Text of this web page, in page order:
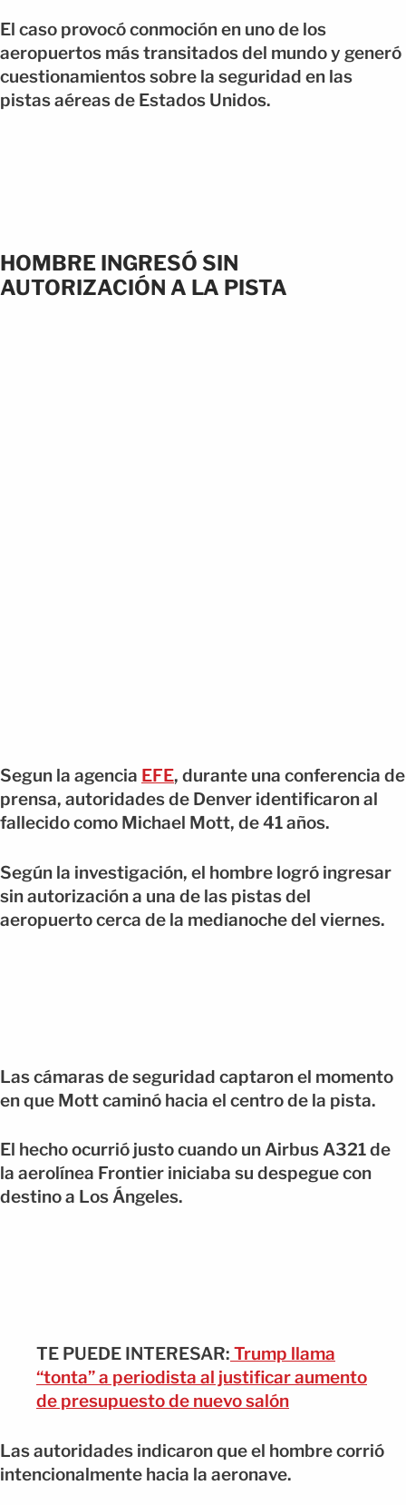
El caso provocó conmoción en uno de los
aeropuertos más transitados del mundo y generó
cuestionamientos sobre la seguridad en las
pistas aéreas de Estados Unidos.
HOMBRE INGRESÓ SIN
AUTORIZACIÓN A LA PISTA
Segun la agencia EFE, durante una conferencia de
prensa, autoridades de Denver identificaron al
fallecido como Michael Mott, de 41 años.
Según la investigación, el hombre logró ingresar
sin autorización a una de las pistas del
aeropuerto cerca de la medianoche del viernes.
Las cámaras de seguridad captaron el momento
en que Mott caminó hacia el centro de la pista.
El hecho ocurrió justo cuando un Airbus A321 de
la aerolínea Frontier iniciaba su despegue con
destino a Los Ángeles.
TE PUEDE INTERESAR: Trump llama
“tonta” a periodista al justificar aumento
de presupuesto de nuevo salón
Las autoridades indicaron que el hombre corrió
intencionalmente hacia la aeronave.